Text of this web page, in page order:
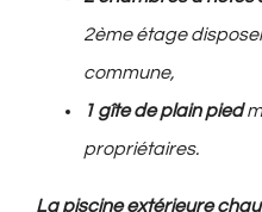
2ème étage
commune,
1 gîte de plain pied
propriétaires.
La piscine extérieure